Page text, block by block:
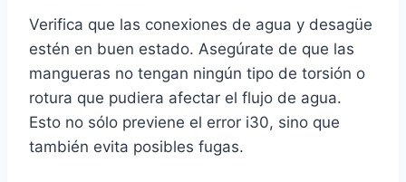
Verifica que las conexiones de agua y desagüe
estén en buen estado. Asegúrate de que las
mangueras no tengan ningún tipo de torsión o
rotura que pudiera afectar el flujo de agua.
Esto no sólo previene el error i30, sino que
también evita posibles fugas.